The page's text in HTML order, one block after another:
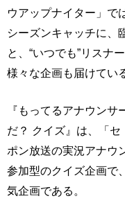
ウアップナイター」で
シーズンキャッチに、
と、“いつでも”リスナ
様々な企画も届けてい
『もってるアナウン
だ？ クイズ』は、「
ポン放送の実況アナウ
参加型のクイズ企画で
気企画である。